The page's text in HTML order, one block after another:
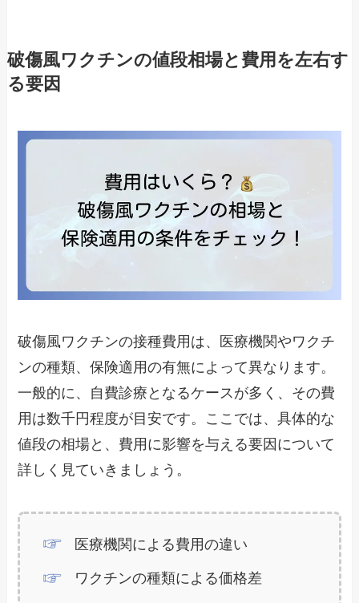
破傷風ワクチンの値段相場と費用を左右す
る要因
破傷風ワクチンの接種費用は、医療機関やワクチ
ンの種類、保険適用の有無によって異なります。
一般的に、自費診療となるケースが多く、その費
用は数千円程度が目安です。ここでは、具体的な
値段の相場と、費用に影響を与える要因について
詳しく見ていきましょう。
医療機関による費用の違い
ワクチンの種類による価格差